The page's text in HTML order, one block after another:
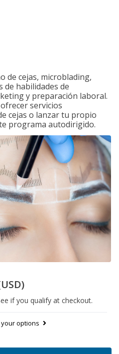
de cejas, microblading,
de habilidades de
y preparación laboral.
servicios
cejas o lanzar tu propio
programa autodirigido.
if you qualify at checkout.
options